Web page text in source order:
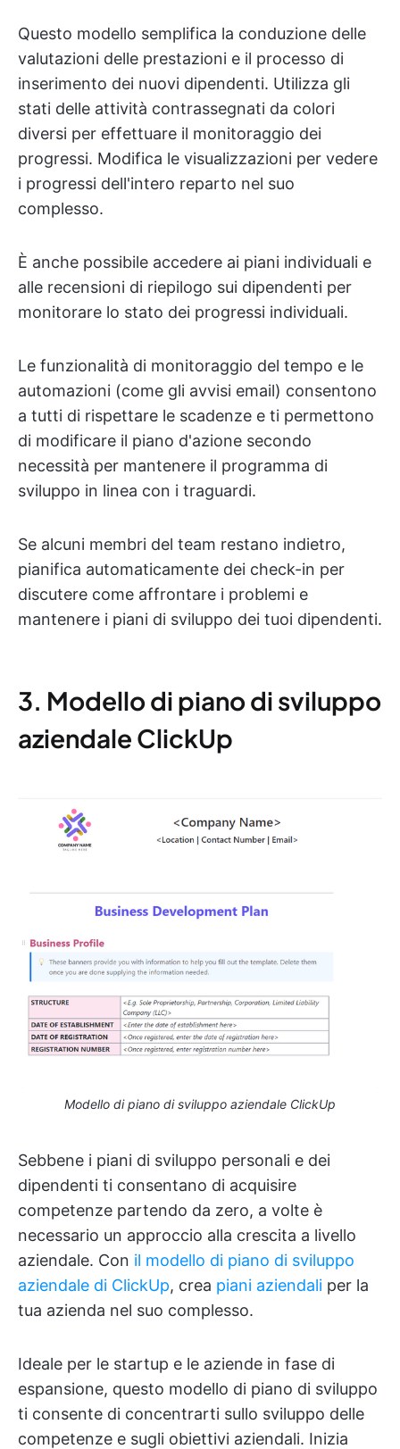
Questo modello semplifica la conduzione delle
valutazioni delle prestazioni e il processo di
inserimento dei nuovi dipendenti. Utilizza gli
stati delle attività contrassegnati da colori
diversi per effettuare il monitoraggio dei
progressi. Modifica le visualizzazioni per vedere
i progressi dell'intero reparto nel suo
complesso.
È anche possibile accedere ai piani individuali e
alle recensioni di riepilogo sui dipendenti per
monitorare lo stato dei progressi individuali.
Le funzionalità di monitoraggio del tempo e le
automazioni (come gli avvisi email) consentono
a tutti di rispettare le scadenze e ti permettono
di modificare il piano d'azione secondo
necessità per mantenere il programma di
sviluppo in linea con i traguardi.
Se alcuni membri del team restano indietro,
pianifica automaticamente dei check-in per
discutere come affrontare i problemi e
mantenere i piani di sviluppo dei tuoi dipendenti.
3. Modello di piano di sviluppo
aziendale ClickUp
Modello di piano di sviluppo aziendale ClickUp
Sebbene i piani di sviluppo personali e dei
dipendenti ti consentano di acquisire
competenze partendo da zero, a volte è
necessario un approccio alla crescita a livello
aziendale. Con il modello di piano di sviluppo
aziendale di ClickUp, crea piani aziendali per la
tua azienda nel suo complesso.
Ideale per le startup e le aziende in fase di
espansione, questo modello di piano di sviluppo
ti consente di concentrarti sullo sviluppo delle
competenze e sugli obiettivi aziendali. Inizia